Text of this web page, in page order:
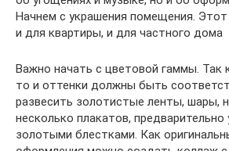
Начнем с украшения помещения.
и для квартиры, и для частного дома
Важно начать с цветовой гаммы. Так
то и оттенки должны быть
развесить золотистые ленты, шары,
несколько плакатов, предварительно
золотыми блестками. Как